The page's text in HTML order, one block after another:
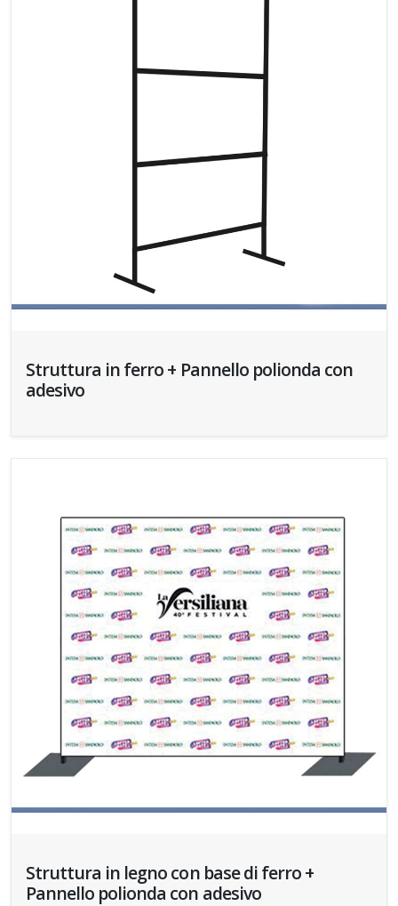
Struttura in ferro + Pannello polionda con
adesivo
Struttura in legno con base di ferro +
Pannello polionda con adesivo